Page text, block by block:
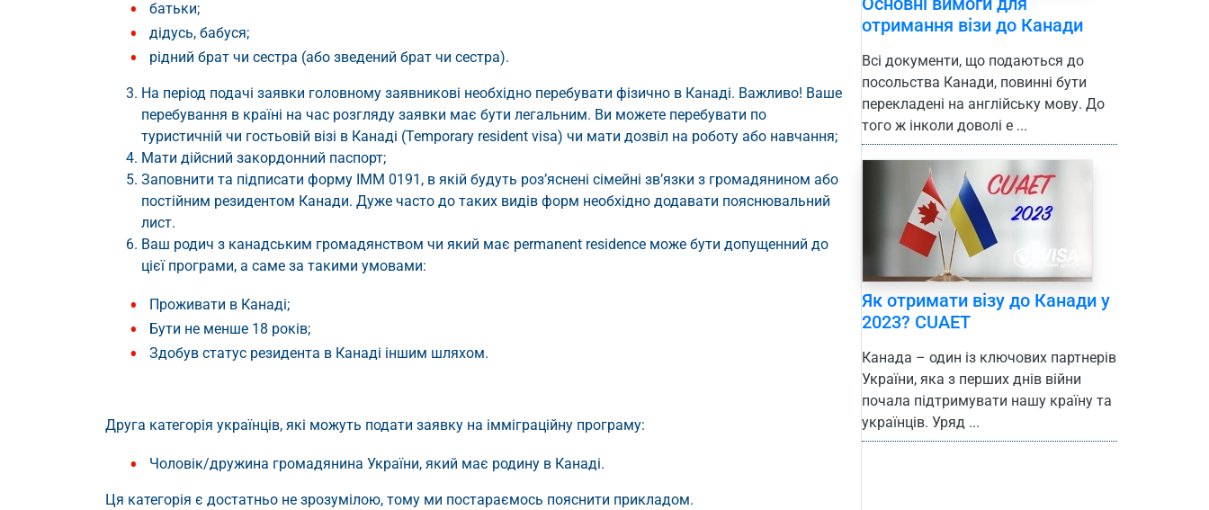
батьки;
дідусь, бабуся;
рідний брат чи сестра (або зведений брат чи сестра).
На період подачі заявки головному заявникові необхідно перебувати фізично в Канаді. Важливо! Ваше
перебування в країні на час розгляду заявки має бути легальним. Ви можете перебувати по
туристичній чи гостьовій візі в Канаді (Temporary resident visa) чи мати дозвіл на роботу або навчання;
Мати дійсний закордонний паспорт;
Заповнити та підписати форму IMM 0191, в якій будуть роз’яснені сімейні зв’язки з громадянином або
постійним резидентом Канади. Дуже часто до таких видів форм необхідно додавати пояснювальний
лист.
Ваш родич з канадським громадянством чи який має permanent residenсe може бути допущенний до
цієї програми, а саме за такими умовами:
Проживати в Канаді;
Бути не менше 18 років;
Здобув статус резидента в Канаді іншим шляхом.
Друга категорія українців, які можуть подати заявку на імміграційну програму:
Чоловік/дружина громадянина України, який має родину в Канаді.
Ця категорія є достатньо не зрозумілою, тому ми постараємось пояснити прикладом.
отримання візи до Канади
Всі документи, що подаються до
посольства Канади, повинні бути
перекладені на англійську мову. До
того ж інколи доволі е ...
Як отримати візу до Канади у
2023? CUAET
Канада – один із ключових партнерів
України, яка з перших днів війни
почала підтримувати нашу країну та
українців. Уряд ...